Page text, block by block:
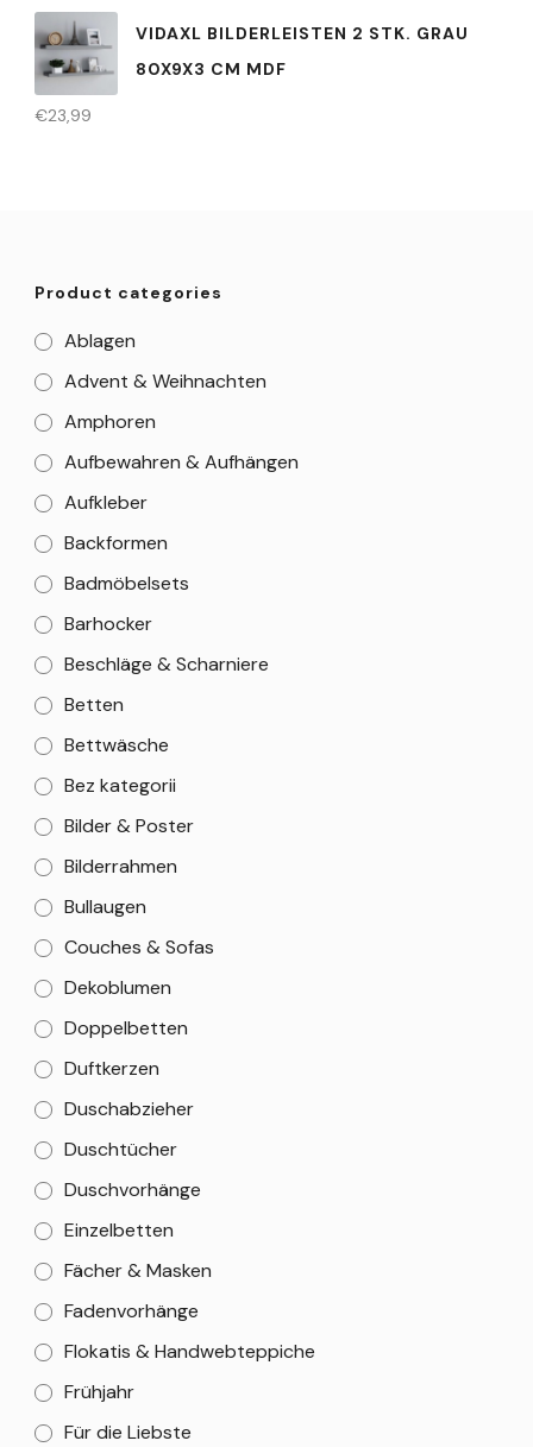
VIDAXL BILDERLEISTEN 2 STK. GRAU
80X9X3 CM MDF
€23,99
Product categories
Ablagen
Advent & Weihnachten
Amphoren
Aufbewahren & Aufhängen
Aufkleber
Backformen
Badmöbelsets
Barhocker
Beschläge & Scharniere
Betten
Bettwäsche
Bez kategorii
Bilder & Poster
Bilderrahmen
Bullaugen
Couches & Sofas
Dekoblumen
Doppelbetten
Duftkerzen
Duschabzieher
Duschtücher
Duschvorhänge
Einzelbetten
Fächer & Masken
Fadenvorhänge
Flokatis & Handwebteppiche
Frühjahr
Für die Liebste